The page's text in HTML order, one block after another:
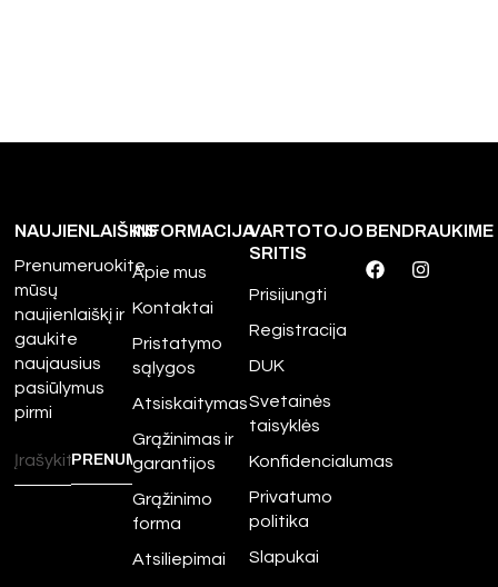
NAUJIENLAIŠKIS
Prenumeruokite
mūsų
naujienlaiškį ir
gaukite
naujausius
pasiūlymus
pirmi
INFORMACIJA
Apie mus
Kontaktai
Pristatymo
sąlygos
Atsiskaitymas
Grąžinimas ir
garantijos
Grąžinimo
forma
Atsiliepimai
VARTOTOJO
SRITIS
Prisijungti
Registracija
DUK
Svetainės
taisyklės
Konfidencialumas
Privatumo
politika
Slapukai
BENDRAUKIME